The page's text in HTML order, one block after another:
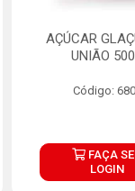
AÇÚCAR
UNIÃO
Código:
FAÇA
LOGIN